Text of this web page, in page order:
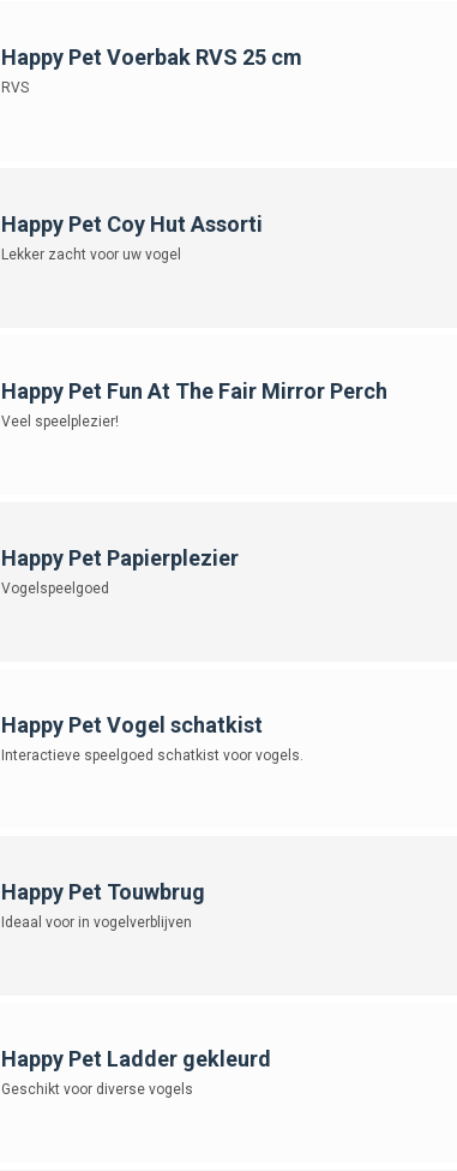
Happy Pet Voerbak RVS 25 cm
RVS
Happy Pet Coy Hut Assorti
Lekker zacht voor uw vogel
Happy Pet Fun At The Fair Mirror Perch
Veel speelplezier!
Happy Pet Papierplezier
Vogelspeelgoed
Happy Pet Vogel schatkist
Interactieve speelgoed schatkist voor vogels.
Happy Pet Touwbrug
Ideaal voor in vogelverblijven
Happy Pet Ladder gekleurd
Geschikt voor diverse vogels